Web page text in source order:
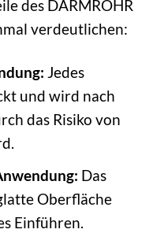
des DARMROHR
verdeutlichen:
Jedes
und wird nach
das Risiko von
Das
Oberfläche
Einführen.